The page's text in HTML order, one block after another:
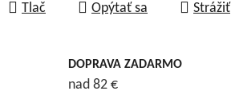
Tlač Opýtať sa Strážiť
DOPRAVA ZADARMO
nad 82 €